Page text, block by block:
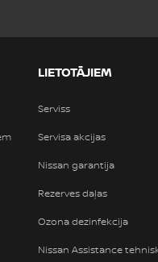
LIETOTĀJIEM
Serviss
Servisa akcijas
Nissan garantija
Rezerves daļas
Ozona dezinfekcija
Nissan Assistance